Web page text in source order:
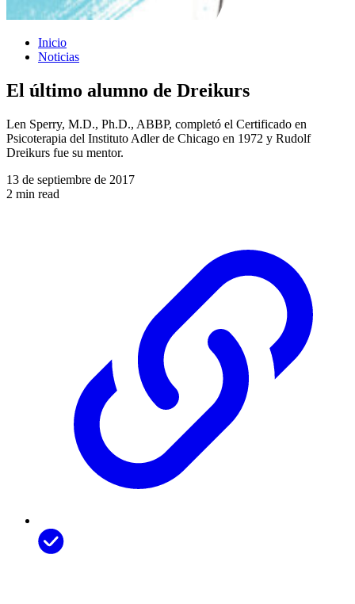
Inicio
Noticias
El último alumno de Dreikurs
Len Sperry, M.D., Ph.D., ABBP, completó el Certificado en
Psicoterapia del Instituto Adler de Chicago en 1972 y Rudolf
Dreikurs fue su mentor.
13 de septiembre de 2017
2 min read